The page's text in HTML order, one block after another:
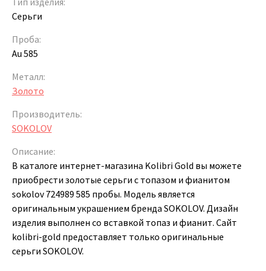
Серьги
Проба:
Au 585
Металл:
Золото
Производитель:
SOKOLOV
Описание:
В каталоге интернет-магазина Kolibri Gold вы можете
приобрести золотые серьги с топазом и фианитом
sokolov 724989 585 пробы. Модель является
оригинальным украшением бренда SOKOLOV. Дизайн
изделия выполнен со вставкой топаз и фианит. Сайт
kolibri-gold предоставляет только оригинальные
серьги SOKOLOV.